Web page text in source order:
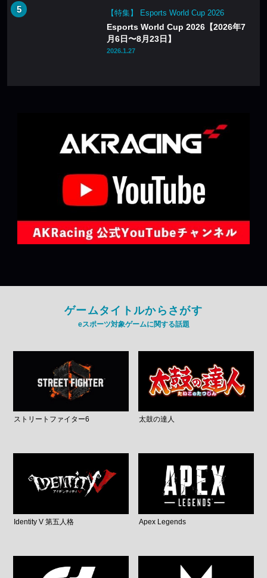
【特集】 Esports World Cup 2026
Esports World Cup 2026【2026年7
月6日〜8月23日】
2026.1.27
ゲームタイトルからさがす
eスポーツ対象ゲームに関する話題
ストリートファイター6 太鼓の達人
Identity V 第五人格 Apex Legends